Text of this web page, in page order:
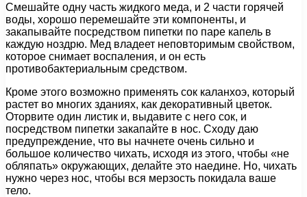
Смешайте одну часть жидкого меда, и 2 части горячей
воды, хорошо перемешайте эти компоненты, и
закапывайте посредством пипетки по паре капель в
каждую ноздрю. Мед владеет неповторимым свойством,
которое снимает воспаления, и он есть
противобактериальным средством.
Кроме этого возможно применять сок каланхоэ, который
растет во многих зданиях, как декоративный цветок.
Оторвите один листик и, выдавите с него сок, и
посредством пипетки закапайте в нос. Сходу даю
предупреждение, что вы начнете очень сильно и
большое количество чихать, исходя из этого, чтобы «не
обляпать» окружающих, делайте это наедине. Но, чихать
нужно через нос, чтобы вся мерзость покидала ваше
тело.